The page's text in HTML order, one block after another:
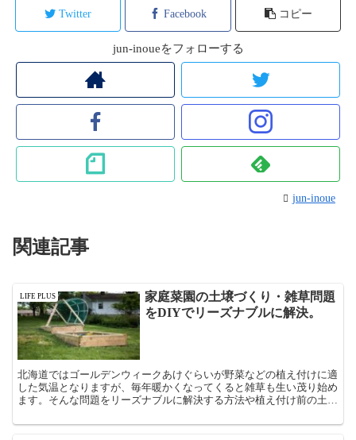
Twitter Facebook コピー
jun-inoueをフォローする
jun-inoue
関連記事
LIFE PLUS
家庭菜園の土壌づくり・雑草問題
をDIYでリーズナブルに解決。
北海道ではゴールデンウィークあけぐらいが野菜などの植え付けに適
した気温となりますが、毎年暖かくなってくると雑草も生い茂り始め
ます。そんな問題をリーズナブルに解決する方法や植え付け前の土壌